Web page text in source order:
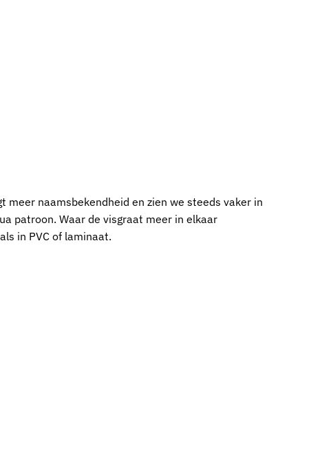
meer naamsbekendheid en zien we steeds vaker in
patroon. Waar de visgraat meer in elkaar
in PVC of laminaat.